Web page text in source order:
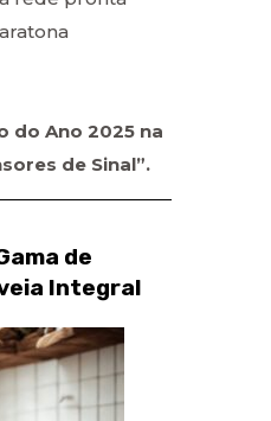
do Ano 2025 na
de Sinal”.
de
Integral